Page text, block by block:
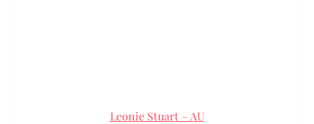
Leonie Stuart – AU